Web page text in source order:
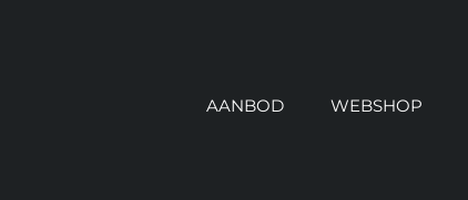
AANBOD WEBSHOP